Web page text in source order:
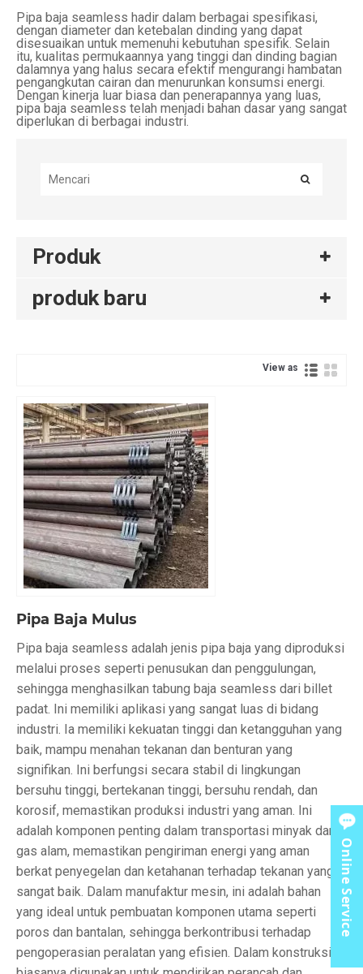
Pipa baja seamless hadir dalam berbagai spesifikasi,
dengan diameter dan ketebalan dinding yang dapat
disesuaikan untuk memenuhi kebutuhan spesifik. Selain
itu, kualitas permukaannya yang tinggi dan dinding bagian
dalamnya yang halus secara efektif mengurangi hambatan
pengangkutan cairan dan menurunkan konsumsi energi.
Dengan kinerja luar biasa dan penerapannya yang luas,
pipa baja seamless telah menjadi bahan dasar yang sangat
diperlukan di berbagai industri.
Produk
produk baru
View as
Pipa Baja Mulus
Pipa baja seamless adalah jenis pipa baja yang diproduksi
melalui proses seperti penusukan dan penggulungan,
sehingga menghasilkan tabung baja seamless dari billet
padat. Ini memiliki aplikasi yang sangat luas di bidang
industri. Ia memiliki kekuatan tinggi dan ketangguhan yang
baik, mampu menahan tekanan dan benturan yang
signifikan. Ini berfungsi secara stabil di lingkungan
bersuhu tinggi, bertekanan tinggi, bersuhu rendah, dan
korosif, memastikan produksi industri yang aman. Ini
adalah komponen penting dalam transportasi minyak dan
gas alam, memastikan pengiriman energi yang aman
berkat penyegelan dan ketahanan terhadap tekanan yang
sangat baik. Dalam manufaktur mesin, ini adalah bahan
yang ideal untuk pembuatan komponen utama seperti
poros dan bantalan, sehingga berkontribusi terhadap
pengoperasian peralatan yang efisien. Dalam konstruksi,
Online Service